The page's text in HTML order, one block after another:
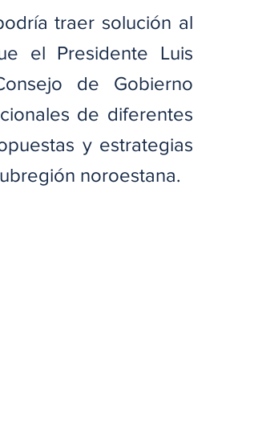
traer solución al
el Presidente Luis
de Gobierno
de diferentes
y estrategias
noroestana.